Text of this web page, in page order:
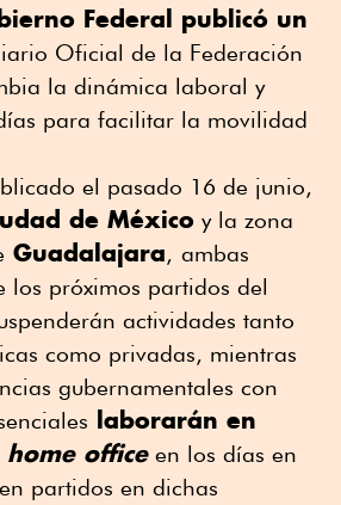
Federal publicó un
Oficial de la Federación
la dinámica laboral y
para facilitar la movilidad
el pasado 16 de junio,
de México y la zona
Guadalajara, ambas
los próximos partidos del
actividades tanto
como privadas, mientras
gubernamentales con
laborarán en
home office en los días en
partidos en dichas